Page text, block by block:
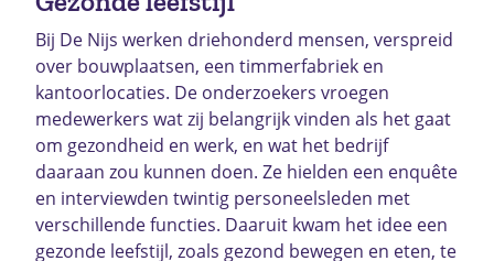
Bij De Nijs werken driehonderd mensen, verspreid
over bouwplaatsen, een timmerfabriek en
kantoorlocaties. De onderzoekers vroegen
medewerkers wat zij belangrijk vinden als het gaat
om gezondheid en werk, en wat het bedrijf
daaraan zou kunnen doen. Ze hielden een enquête
en interviewden twintig personeelsleden met
verschillende functies. Daaruit kwam het idee een
gezonde leefstijl, zoals gezond bewegen en eten, te